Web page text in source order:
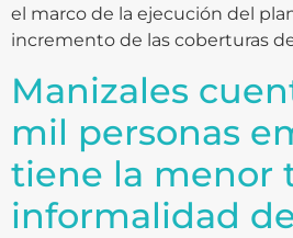
el marco de la ejecución del
incremento de las coberturas
Manizales
mil personas
tiene la menor
informalidad